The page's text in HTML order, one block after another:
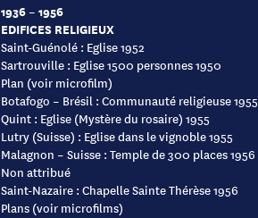
1936 – 1956
EDIFICES RELIGIEUX
Saint-Guénolé : Eglise 1952
Sartrouville : Eglise 1500 personnes 1950
Plan (voir microfilm)
Botafogo – Brésil : Communauté religieuse 1955
Quint : Eglise (Mystère du rosaire) 1955
Lutry (Suisse) : Eglise dans le vignoble 1955
Malagnon – Suisse : Temple de 300 places 1956
Non attribué
Saint-Nazaire : Chapelle Sainte Thérèse 1956
Plans (voir microfilms)